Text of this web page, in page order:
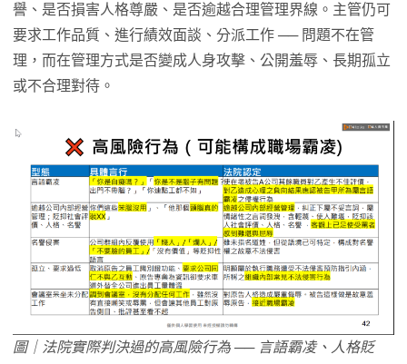
譽、是否損害人格尊嚴、是否逾越合理管理界線。主管仍可
要求工作品質、進行績效面談、分派工作 ── 問題不在管
理，而在管理方式是否變成人身攻擊、公開羞辱、長期孤立
或不合理對待。
圖｜法院實際判決過的高風險行為 ── 言語霸凌、人格貶